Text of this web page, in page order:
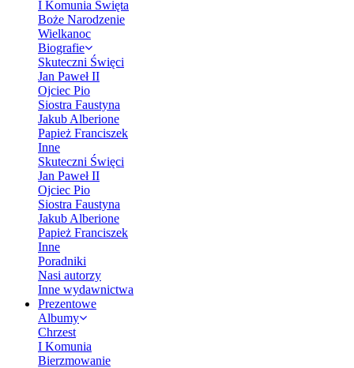
I Komunia Święta
Boże Narodzenie
Wielkanoc
Biografie
Skuteczni Święci
Jan Paweł II
Ojciec Pio
Siostra Faustyna
Jakub Alberione
Papież Franciszek
Inne
Skuteczni Święci
Jan Paweł II
Ojciec Pio
Siostra Faustyna
Jakub Alberione
Papież Franciszek
Inne
Poradniki
Nasi autorzy
Inne wydawnictwa
Prezentowe
Albumy
Chrzest
I Komunia
Bierzmowanie